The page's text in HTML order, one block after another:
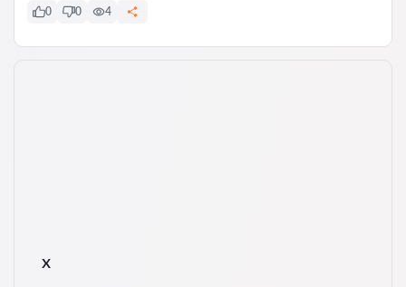
0 0 4
x